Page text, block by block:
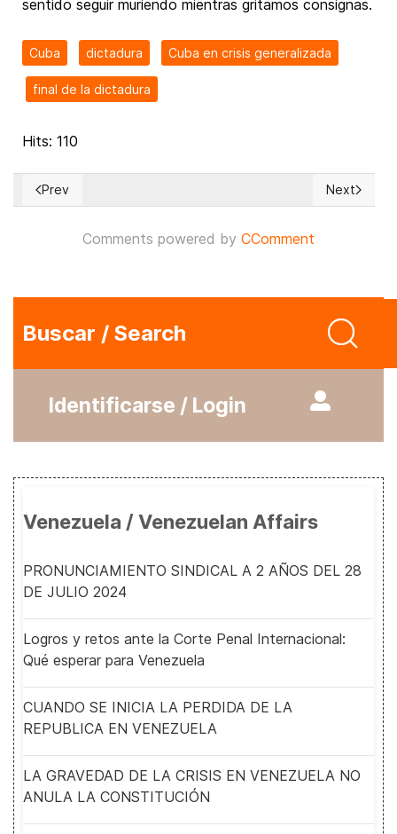
sentido seguir muriendo mientras gritamos consignas.
Cuba dictadura Cuba en crisis generalizada
final de la dictadura
Hits: 110
Previous article: I Have Been Thinking… (157)
Prev Next
Next
Comments powered by CComment
Buscar / Search
Identificarse / Login
Venezuela / Venezuelan Affairs
PRONUNCIAMIENTO SINDICAL A 2 AÑOS DEL 28
DE JULIO 2024
Logros y retos ante la Corte Penal Internacional:
Qué esperar para Venezuela
CUANDO SE INICIA LA PERDIDA DE LA
REPUBLICA EN VENEZUELA
LA GRAVEDAD DE LA CRISIS EN VENEZUELA NO
ANULA LA CONSTITUCIÓN